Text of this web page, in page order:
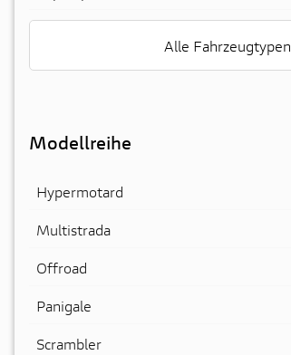
Alle Fahrzeugtypen
Modellreihe
Hypermotard
Multistrada
Offroad
Panigale
Scrambler